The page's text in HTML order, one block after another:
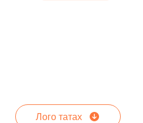
Лого татах